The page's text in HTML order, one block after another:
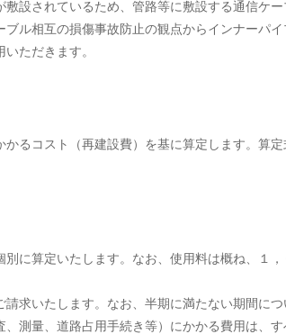
設されているため、管路等に敷設する通信ケ
ル相互の損傷事故防止の観点からインナーパ
ただきます。
るコスト（再建設費）を基に算定します。算定
に算定いたします。なお、使用料は概ね、１
求いたします。なお、半期に満たない期間につ
測量、道路占用手続き等）にかかる費用は、す